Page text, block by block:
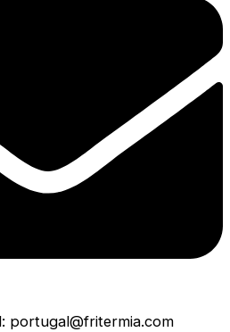
portugal@fritermia.com